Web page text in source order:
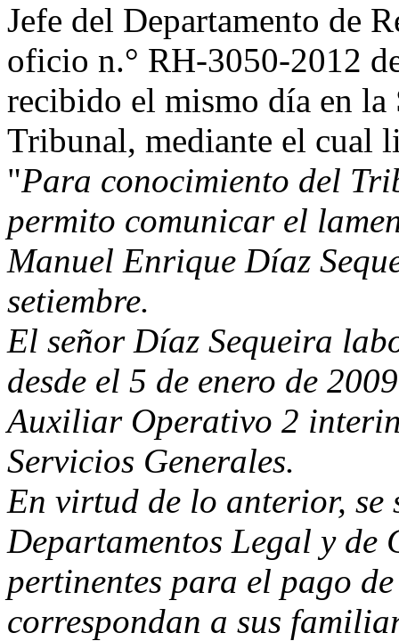
Jefe del Departamento de
oficio n.° RH-3050-2012
recibido el mismo día en la
Tribunal, mediante el cual
"Para conocimiento del
permito comunicar el
Manuel Enrique Díaz
setiembre.
El señor Díaz Sequeira
desde el 5 de enero de
Auxiliar Operativo 2
Servicios Generales.
En virtud de lo anterior, se
Departamentos Legal y de
pertinentes para el pago
correspondan a sus